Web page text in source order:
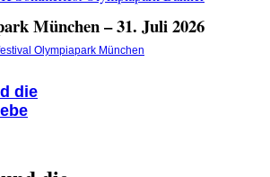
München – 31. Juli 2026
Olympiapark München
die